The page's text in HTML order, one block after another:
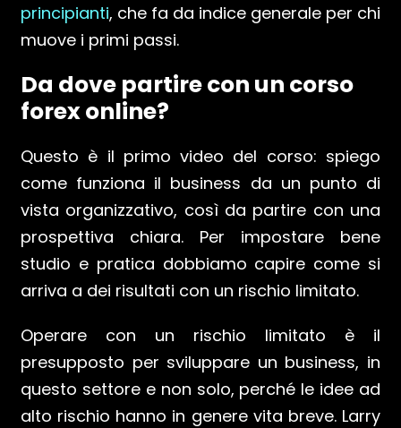
principianti, che fa da indice generale per chi
muove i primi passi.
Da dove partire con un corso
forex online?
Questo è il primo video del corso: spiego
come funziona il business da un punto di
vista organizzativo, così da partire con una
prospettiva chiara. Per impostare bene
studio e pratica dobbiamo capire come si
arriva a dei risultati con un rischio limitato.
Operare con un rischio limitato è il
presupposto per sviluppare un business, in
questo settore e non solo, perché le idee ad
alto rischio hanno in genere vita breve. Larry